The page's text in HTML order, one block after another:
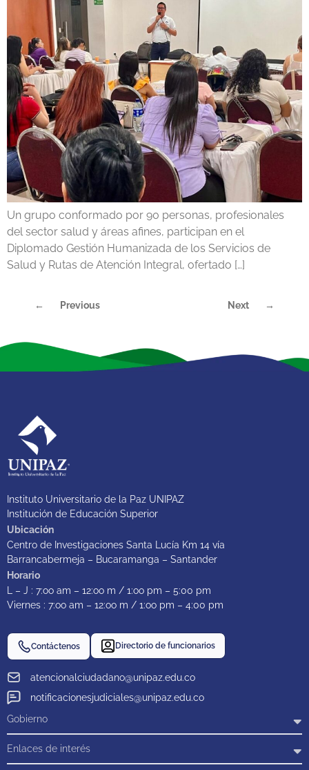
Un grupo conformado por 90 personas, profesionales
del sector salud y áreas afines, participan en el
Diplomado Gestión Humanizada de los Servicios de
Salud y Rutas de Atención Integral, ofertado […]
← Previous Next →
Instituto Universitario de la Paz UNIPAZ
Institución de Educación Superior
Ubicación
Centro de Investigaciones Santa Lucía Km 14 vía
Barrancabermeja – Bucaramanga – Santander
Horario
L – J : 7:oo am – 12:oo m / 1:oo pm – 5:00 pm
Viernes : 7:oo am – 12:oo m / 1:oo pm – 4:00 pm
atencionalciudadano@unipaz.edu.co
notificacionesjudiciales@unipaz.edu.co
Contáctenos Directorio de funcionarios
Gobierno
Enlaces de interés